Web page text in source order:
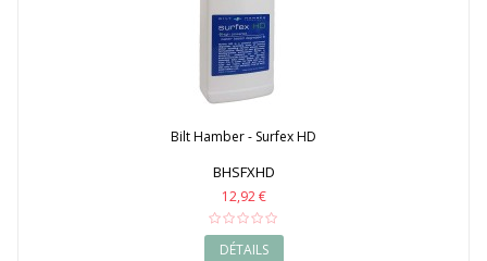
Bilt Hamber - Surfex HD
BHSFXHD
12,92 €
DÉTAILS